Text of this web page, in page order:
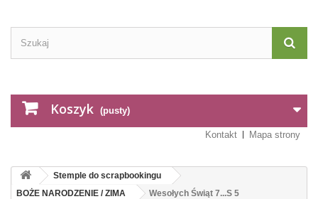
Koszyk (pusty)
Kontakt Mapa strony
Stemple do scrapbookingu
BOŻE NARODZENIE / ZIMA
Wesołych Świąt 7...S 5